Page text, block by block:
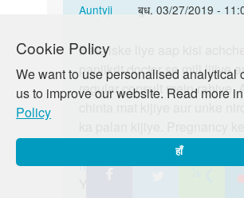
Cookie Policy
We want to use personalised analytical
us to improve our website. Read more
Policy
हाँ
Auntyji
बुध, 03/27/2019 -
In
mam
month…
by
Bete
Bete iske liye aap kisi achche
panjikrit doctor se mill lijiye
regular consult mein rahiye.
https://lovematters.in/hi/
Yadi aap is mudde par humse